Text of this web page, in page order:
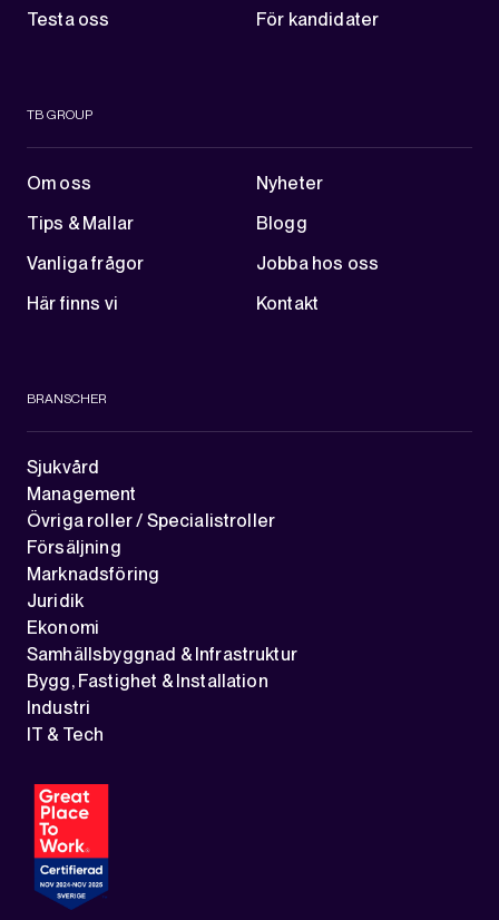
Testa oss
För kandidater
TB GROUP
Om oss
Nyheter
Tips & Mallar
Blogg
Vanliga frågor
Jobba hos oss
Här finns vi
Kontakt
BRANSCHER
Sjukvård
Management
Övriga roller / Specialistroller
Försäljning
Marknadsföring
Juridik
Ekonomi
Samhällsbyggnad & Infrastruktur
Bygg, Fastighet & Installation
Industri
IT & Tech